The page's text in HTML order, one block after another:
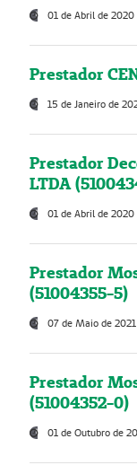
01 de Abril de 2020
Prestador
15 de Janeiro de
Prestador
LTDA
01 de Abril de 2020
Prestador
(51004355-5)
07 de Maio de 2021
Prestador
(51004352-0)
01 de Outubro de